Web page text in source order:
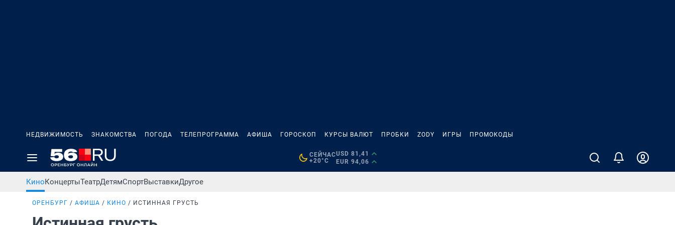
НЕДВИЖИМОСТЬ ЗНАКОМСТВА ПОГОДА ТЕЛЕПРОГРАММА АФИША ГОРОСКОП КУРСЫ ВАЛЮТ ПРОБКИ ZODY ИГРЫ ПРОМОКОДЫ
СЕЙЧАС
+20°C
USD 81,41
EUR 94,06
КиноКонцертыТеатрДетямСпортВыставкиДругое
ОРЕНБУРГ АФИША КИНО ИСТИННАЯ ГРУСТЬ